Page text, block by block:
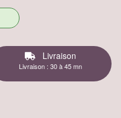
Livraison
Livraison : 30 à 45 mn